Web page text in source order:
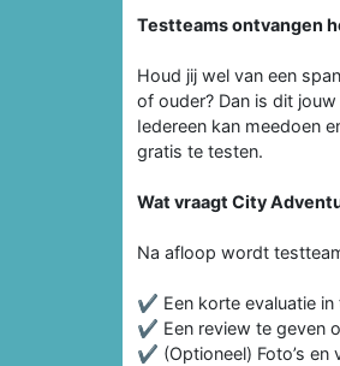
Testteams ontvangen
Houd jij wel van een
of ouder? Dan is dit
Iedereen kan meedoen
gratis te testen.
Wat vraagt City
Na afloop wordt
✔ Een korte evaluatie in
✔ Een review te geven
✔ (Optioneel) Foto’s en